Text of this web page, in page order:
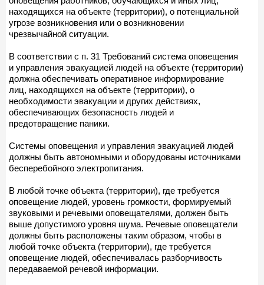
находящихся на объекте (территории), о потенциальной
угрозе возникновения или о возникновении
чрезвычайной ситуации.
В соответствии с п. 31 Требований система оповещения
и управления эвакуацией людей на объекте (территории)
должна обеспечивать оперативное информирование
лиц, находящихся на объекте (территории), о
необходимости эвакуации и других действиях,
обеспечивающих безопасность людей и
предотвращение паники.
Системы оповещения и управления эвакуацией людей
должны быть автономными и оборудованы источниками
бесперебойного электропитания.
В любой точке объекта (территории), где требуется
оповещение людей, уровень громкости, формируемый
звуковыми и речевыми оповещателями, должен быть
выше допустимого уровня шума. Речевые оповещатели
должны быть расположены таким образом, чтобы в
любой точке объекта (территории), где требуется
оповещение людей, обеспечивалась разборчивость
передаваемой речевой информации.